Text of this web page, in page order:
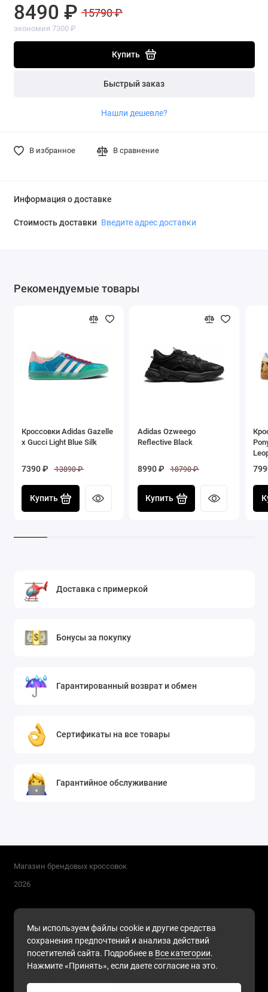
8490 ₽ 15790 ₽
экономия 7300 ₽
Купить
Быстрый заказ
Нашли дешевле?
В избранное В сравнение
Информация о доставке
Стоимость доставки Введите адрес доставки
Рекомендуемые товары
Кроссовки Adidas Gazelle
x Gucci Light Blue Silk
7390 ₽ 13890 ₽
Купить
Adidas Ozweego
Reflective Black
8990 ₽ 18790 ₽
Купить
Доставка с примеркой
Бонусы за покупку
Гарантированный возврат и обмен
Сертификаты на все товары
Гарантийное обслуживание
Мы используем файлы cookie и другие средства
сохранения предпочтений и анализа действий
посетителей сайта. Подробнее в Все категории.
Нажмите «Принять», если даете согласие на это.
Магазин брендовых кроссовок
2026
Поддержка
+7 (911) 216-68-91
Будни, с 10.00 до 17.00